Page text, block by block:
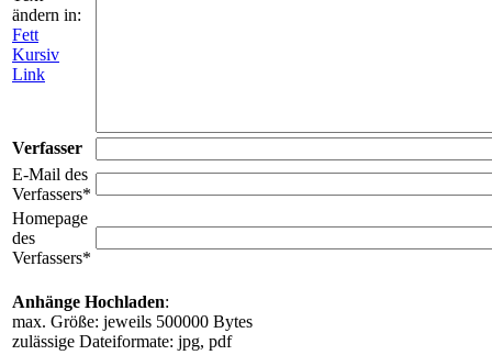
ändern in:
Fett
Kursiv
Link
Verfasser
E-Mail des
Verfassers*
Homepage
des
Verfassers*
Anhänge Hochladen:
max. Größe: jeweils 500000 Bytes
zulässige Dateiformate: jpg, pdf